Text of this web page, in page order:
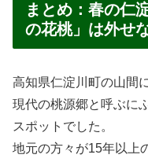
まとめ：春の仁
の花桃」は外せ
高知県仁淀川町の山間
現代の桃源郷と呼ぶに
スポットでした。
地元の方々が15年以上